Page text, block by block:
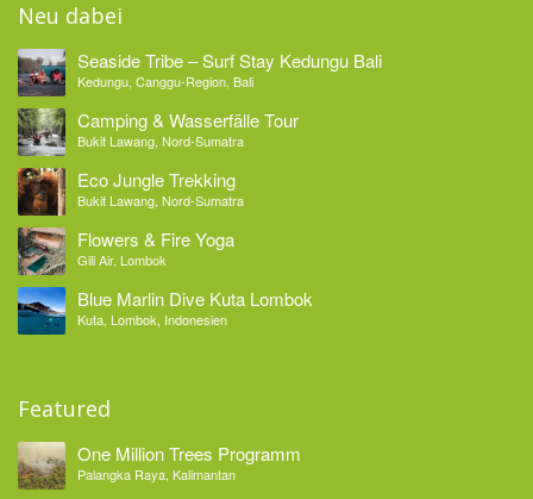
Neu dabei
Seaside Tribe – Surf Stay Kedungu Bali
Kedungu, Canggu-Region, Bali
Camping & Wasserfälle Tour
Bukit Lawang, Nord-Sumatra
Eco Jungle Trekking
Bukit Lawang, Nord-Sumatra
Flowers & Fire Yoga
Gili Air, Lombok
Blue Marlin Dive Kuta Lombok
Kuta, Lombok, Indonesien
Featured
One Million Trees Programm
Palangka Raya, Kalimantan